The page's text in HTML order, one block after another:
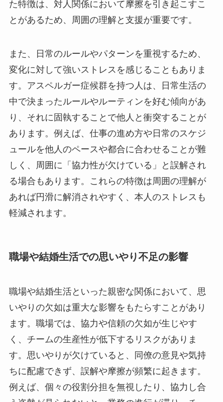
た特徴は、対人関係において摩擦を引き起こすこ
とがあるため、周囲の理解と支援が重要です。
また、日常のルールやパターンを重視するため、
変化に対して強いストレスを感じることもありま
す。アスペルガー症候群を持つ人は、日常生活の
中で決まったルールやルーティンを好む傾向があ
り、それに固執することで他人と衝突することが
あります。例えば、仕事の進め方や日常のスケジ
ュールを他人のペースや都合に合わせることが難
しく、周囲に「協力性が欠けている」と誤解され
る場合もあります。これらの特徴は周囲の理解が
あれば円滑に解消されやすく、本人のストレスも
軽減されます。
職場や結婚生活での思いやり不足の影響
職場や結婚生活といった親密な関係において、思
いやりの欠如は重大な影響をもたらすことがあり
ます。職場では、協力や信頼の欠如が生じやす
く、チームの生産性が低下するリスクがありま
す。思いやりが欠けていると、同僚の意見や気持
ちに配慮できず、誤解や摩擦が頻繁に起きます。
例えば、個々の役割分担を無視したり、協力し合